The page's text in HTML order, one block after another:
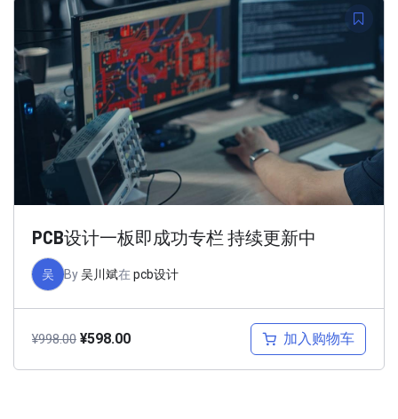
PCB设计一板即成功专栏 持续更新中
吴 By吴川斌在 pcb设计
¥998.00 ¥598.00 加入购物车